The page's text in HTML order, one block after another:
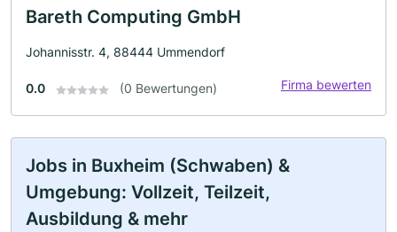
Bareth Computing GmbH
Johannisstr. 4, 88444 Ummendorf
0.0 (0 Bewertungen) Firma bewerten
Jobs in Buxheim (Schwaben) &
Umgebung: Vollzeit, Teilzeit,
Ausbildung & mehr